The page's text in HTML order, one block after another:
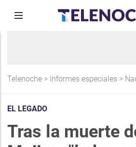
Telenoche > Informes especiales >
EL LEGADO
Tras la muerte